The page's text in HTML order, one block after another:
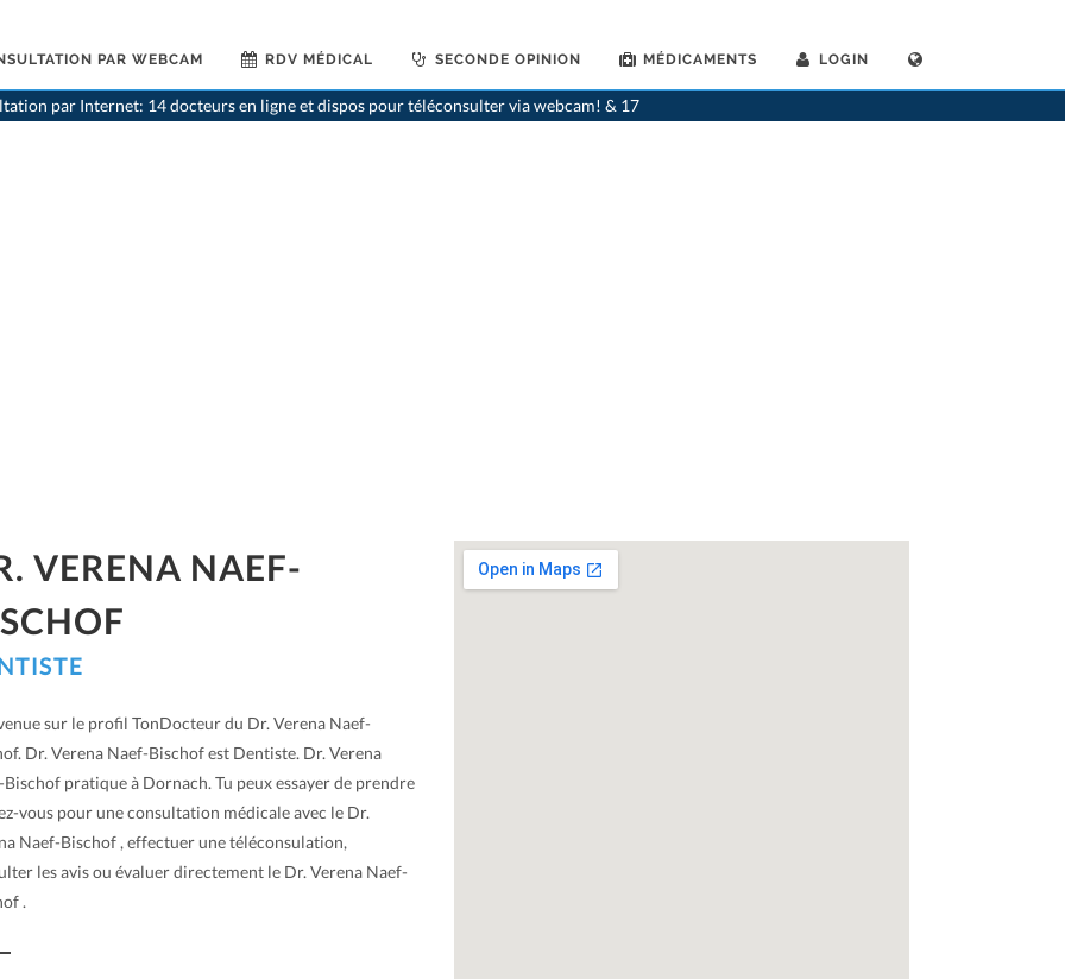
PAR WEBCAM RDV MÉDICAL SECONDE OPINION MÉDICAMENTS LOGIN
par Internet: 14 docteurs en ligne et dispos pour téléconsulter via webcam! & 17
>Dentistes>Dornach>Dr. Verena Naef-Bischof
VERENA NAEF-
sur le profil TonDocteur du Dr. Verena Naef-
Dr. Verena Naef-Bischof est Dentiste. Dr. Verena
Bischof pratique à Dornach. Tu peux essayer de prendre
vous pour une consultation médicale avec le Dr.
Naef-Bischof , effectuer une téléconsulation,
les avis ou évaluer directement le Dr. Verena Naef-
.